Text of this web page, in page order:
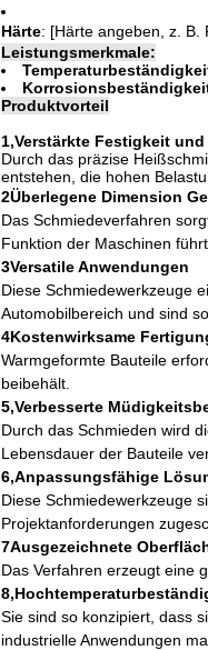
Härte: [Härte angeben, z. B.
Leistungsmerkmale:
Produktvorteil
1,Verstärkte Festigkeit
Durch das präzise
entstehen, die hohen
2Überlegene Dimension
Das Schmiedeverfahren
Funktion der Maschinen führt.
3Versatile Anwendungen
Diese Schmiedewerkzeuge
Automobilbereich und sind
4Kostenwirksame
Warmgeformte Bauteile
beibehält.
5,Verbesserte
Durch das Schmieden wird
Lebensdauer der Bauteile
6,Anpassungsfähige
Diese Schmiedewerkzeuge
Projektanforderungen
7Ausgezeichnete
Das Verfahren erzeugt eine
Sie sind so konzipiert, dass
industrielle Anwendungen